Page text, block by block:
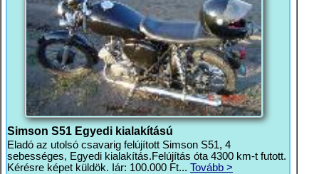
Simson S51 Egyedi kialakítású
Eladó az utolsó csavarig felújított Simson S51, 4
sebességes, Egyedi kialakítás.Felújítás óta 4300 km-t futott.
Kérésre képet küldök. Iár: 100.000 Ft... Tovább >